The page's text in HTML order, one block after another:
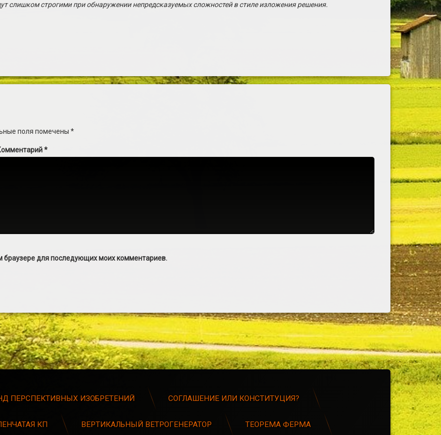
слишком строгими при обнаружении непредсказуемых сложностей в стиле изложения решения.
поля помечены *
*
браузере для последующих моих комментариев.
ПЕРСПЕКТИВНЫХ ИЗОБРЕТЕНИЙ СОГЛАШЕНИЕ ИЛИ КОНСТИТУЦИЯ?
КП ВЕРТИКАЛЬНЫЙ ВЕТРОГЕНЕРАТОР ТЕОРЕМА ФЕРМА